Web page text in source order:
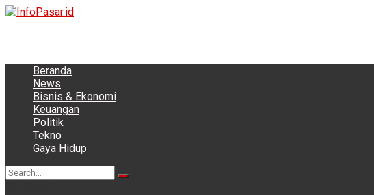
Beranda
News
Bisnis & Ekonomi
Keuangan
Politik
Tekno
Gaya Hidup